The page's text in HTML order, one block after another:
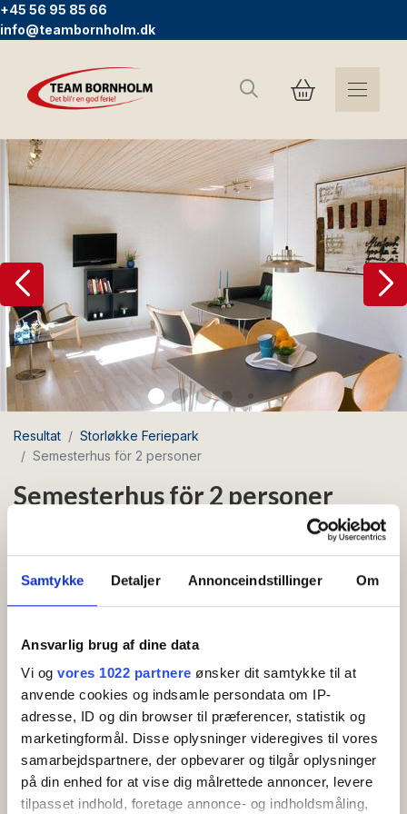
Samtykke Detaljer Annonceindstillinger Om
Ansvarlig brug af dine data
Vi og vores 1022 partnere ønsker dit samtykke til at
anvende cookies og indsamle persondata om IP-
adresse, ID og din browser til præferencer, statistik og
marketingformål. Disse oplysninger videregives til vores
samarbejdspartnere, der opbevarer og tilgår oplysninger
på din enhed for at vise dig målrettede annoncer, levere
tilpasset indhold, foretage annonce- og indholdsmåling,
+45 56 95 85 66
info@teambornholm.dk
Sök
Resultat
Storløkke Feriepark
Semesterhus för 2 personer
Semesterhus för 2 personer
Gratis wifi
Härligt semesterhus på 34 m² med trevlig
Semesterhus på 34 m²: Entréhall, badrum, kombinerat
vardagsrum och sovrum med två sovplatser
(bäddsoffa), TV, kök med spis, kylskåp med liten
frysbox, kaffebryggare och vattenkokare. Inhägnad
solgård/terrass med trädgårdsmöbler.